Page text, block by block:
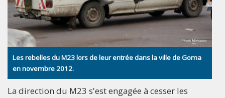
Les rebelles du M23 lors de leur entrée dans la ville de Goma
en novembre 2012.
La direction du M23 s'est engagée à cesser les